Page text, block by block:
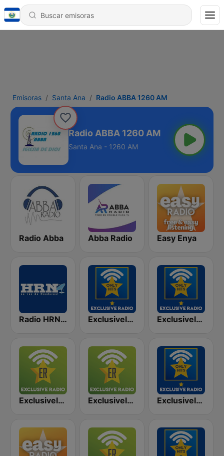
Emisoras Santa Ana Radio ABBA 1260 AM
Radio ABBA 1260 AM
Santa Ana - 1260 AM
Radio Abba Abba Radio Easy Enya
Radio HRN 92.9 FM Exclusively Abba - HITS Exclusively Bee Gees - HITS
Exclusively Backstreet Boys Exclusively Ed Sheeran Exclusively Frank Sinatra - HITS